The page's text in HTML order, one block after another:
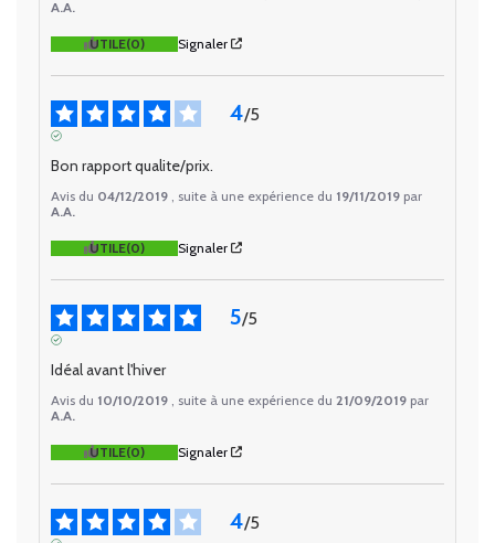
A.A.
UTILE(0) Signaler
4/5
Bon rapport qualite/prix.
Avis du 04/12/2019 , suite à une expérience du 19/11/2019 par
A.A.
UTILE(0) Signaler
5/5
Idéal avant l'hiver
Avis du 10/10/2019 , suite à une expérience du 21/09/2019 par
A.A.
UTILE(0) Signaler
4/5